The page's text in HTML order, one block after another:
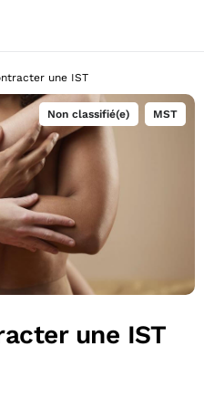
une IST
Non classifié(e) MST
une IST